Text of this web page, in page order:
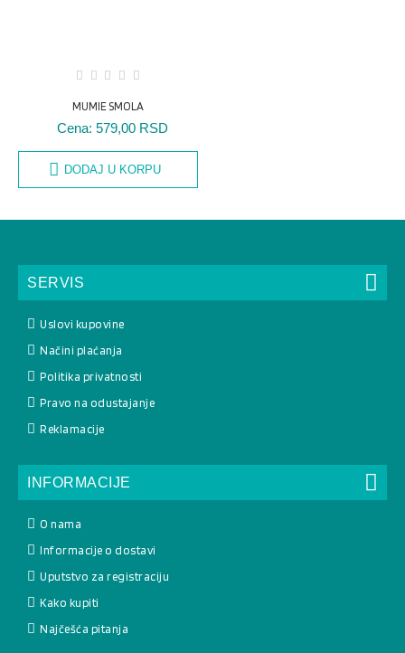
MUMIE SMOLA
Cena: 579,00 RSD
DODAJ U KORPU
SERVIS
Uslovi kupovine
Načini plaćanja
Politika privatnosti
Pravo na odustajanje
Reklamacije
INFORMACIJE
O nama
Informacije o dostavi
Uputstvo za registraciju
Kako kupiti
Najčešća pitanja